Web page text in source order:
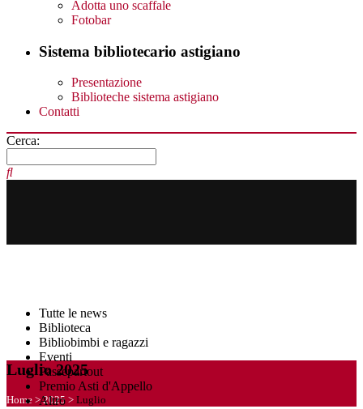
Adotta uno scaffale
Fotobar
Sistema bibliotecario astigiano
Presentazione
Biblioteche sistema astigiano
Contatti
Cerca:
Luglio 2025
Home >2025 > Luglio
Tutte le news
Biblioteca
Bibliobimbi e ragazzi
Eventi
Passepartout
Premio Asti d'Appello
Altro